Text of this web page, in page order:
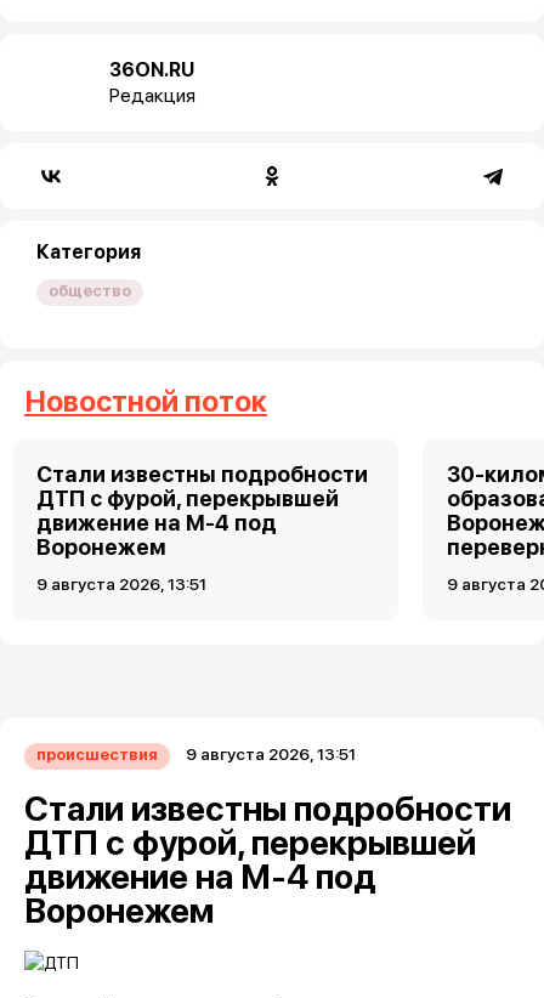
36ON.RU
Редакция
Категория
общество
Новостной поток
Стали известны подробности
ДТП с фурой, перекрывшей
движение на М-4 под
Воронежем
9 августа 2026, 13:51
30-
9 августа
происшествия 9 августа 2026, 13:51
Стали известны подробности
ДТП с фурой, перекрывшей
движение на М-4 под
Воронежем